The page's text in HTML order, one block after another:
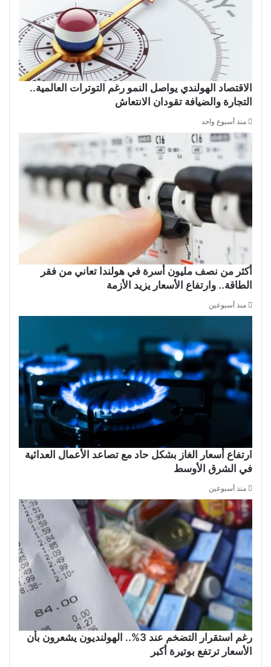
الاقتصاد الهولندي يواصل النمو رغم التوترات العالمية..
التجارة والضيافة تقودان الانتعاش
منذ أسبوع واحد
أكثر من نصف مليون أسرة في هولندا تعاني من فقر
الطاقة.. وارتفاع الأسعار يزيد الأزمة
منذ أسبوعين
ارتفاع أسعار الغاز بشكل حاد مع تصاعد الأعمال العدائية
في الشرق الأوسط
منذ أسبوعين
رغم استقرار التضخم عند 3%.. الهولنديون يشعرون بأن
الأسعار ترتفع بوتيرة أكبر